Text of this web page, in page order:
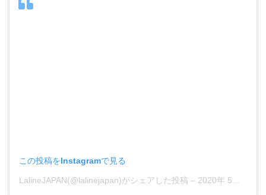
この投稿をInstagramで見る
LalineJAPAN(@lalinejapan)がシェアした投稿 – 2020年 5月月10日午後9時45分PDT